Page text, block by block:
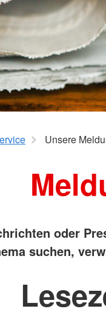
Unsere
oder
suchen,